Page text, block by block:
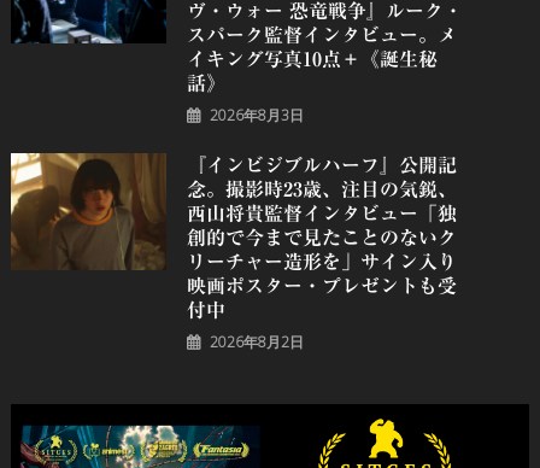
ヴ・ウォー 恐⻯戦争』ルーク・
スパーク監督インタビュー。メ
イキング写真10点＋《誕⽣秘
話》
2026年8月3日
『インビジブルハーフ』公開記
念。撮影時23歳、注目の気鋭、
⻄⼭将貴監督インタビュー「独
創的で今まで見たことのないク
リーチャー造形を」サイン入り
映画ポスター・プレゼントも受
付中
2026年8月2日